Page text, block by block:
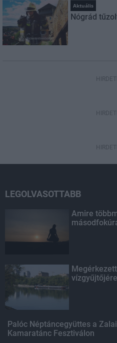
Aktuális
Nógrád
LEGOLVASOTTABB
Amire
vízgyűjtőjére
Palóc Néptáncegyüttes a Zalai
Kamaratánc Fesztiválon